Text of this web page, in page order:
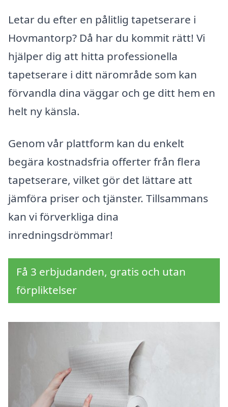
Letar du efter en pålitlig tapetserare i
Hovmantorp? Då har du kommit rätt! Vi
hjälper dig att hitta professionella
tapetserare i ditt närområde som kan
förvandla dina väggar och ge ditt hem en
helt ny känsla.
Genom vår plattform kan du enkelt
begära kostnadsfria offerter från flera
tapetserare, vilket gör det lättare att
jämföra priser och tjänster. Tillsammans
kan vi förverkliga dina
inredningsdrömmar!
Få 3 erbjudanden, gratis och utan
förpliktelser